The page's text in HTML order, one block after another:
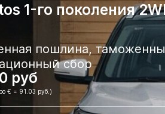
1-го поколения
пошлина,
сбор
руб
€ = 91.03 руб.)